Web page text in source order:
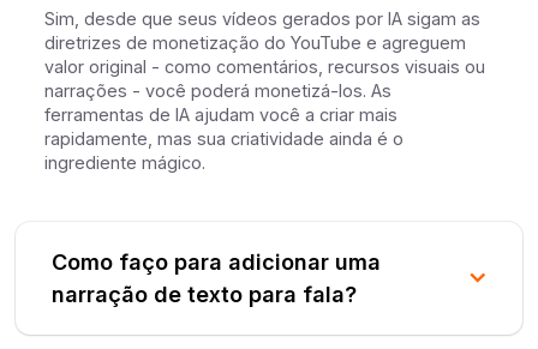
Sim, desde que seus vídeos gerados por IA sigam as
diretrizes de monetização do YouTube e agreguem
valor original - como comentários, recursos visuais ou
narrações - você poderá monetizá-los. As
ferramentas de IA ajudam você a criar mais
rapidamente, mas sua criatividade ainda é o
ingrediente mágico.
Como faço para adicionar uma
narração de texto para fala?